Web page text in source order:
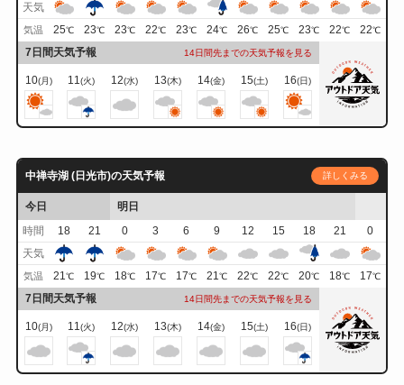
天気
気温 25℃ 23℃ 23℃ 22℃ 23℃ 24℃ 26℃ 25℃ 23℃ 22℃ 22℃
7日間天気予報 14日間先までの天気予報を見る
10(月) 11(火) 12(水) 13(木) 14(金) 15(土) 16(日)
中禅寺湖 (日光市)の天気予報 詳しくみる
今日
明日
時間
18 21 0 3 6 9 12 15 18 21
0
天気
気温 21℃ 19℃ 18℃ 17℃ 17℃ 21℃ 22℃ 22℃ 20℃ 18℃ 17℃
7日間天気予報 14日間先までの天気予報を見る
10(月) 11(火) 12(水) 13(木) 14(金) 15(土) 16(日)